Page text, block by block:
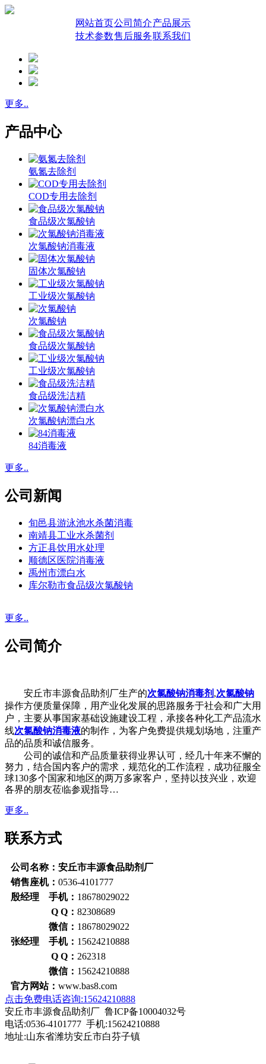
网站首页公司简介产品展示
技术参数售后服务联系我们
更多..
产品中心
氨氮去除剂
COD专用去除剂
食品级次氯酸钠
次氯酸钠消毒液
固体次氯酸钠
工业级次氯酸钠
次氯酸钠
食品级次氯酸钠
工业级次氯酸钠
食品级洗洁精
次氯酸钠漂白水
84消毒液
更多..
公司新闻
旬邑县游泳池水杀菌消毒
南靖县工业水杀菌剂
方正县饮用水处理
顺德区医院消毒液
禹州市漂白水
库尔勒市食品级次氯酸钠
更多..
公司简介
安丘市丰源食品助剂厂生产的次氯酸钠消毒剂 ,次氯酸钠
操作方便质量保障，用产业化发展的思路服务于社会和广大用
户，主要从事国家基础设施建设工程，承接各种化工产品流水
线次氯酸钠消毒液的制作，为客户免费提供规划场地，注重产
品的品质和诚信服务。
公司的诚信和产品质量获得业界认可，经几十年来不懈的
努力，结合国内客户的需求，规范化的工作流程，成功征服全
球130多个国家和地区的两万多家客户，坚持以技兴业，欢迎
各界的朋友莅临参观指导…
更多..
联系方式
公司名称：安丘市丰源食品助剂厂
销售座机： 0536-4101777
殷经理 手机： 18678029022
Q Q： 82308689
微信： 18678029022
张经理 手机： 15624210888
Q Q： 262318
微信： 15624210888
官方网站： www.bas8.com
点击免费电话咨询:15624210888
安丘市丰源食品助剂厂 鲁ICP备10004032号
电话:0536-4101777 手机:15624210888
地址:山东省潍坊安丘市白芬子镇